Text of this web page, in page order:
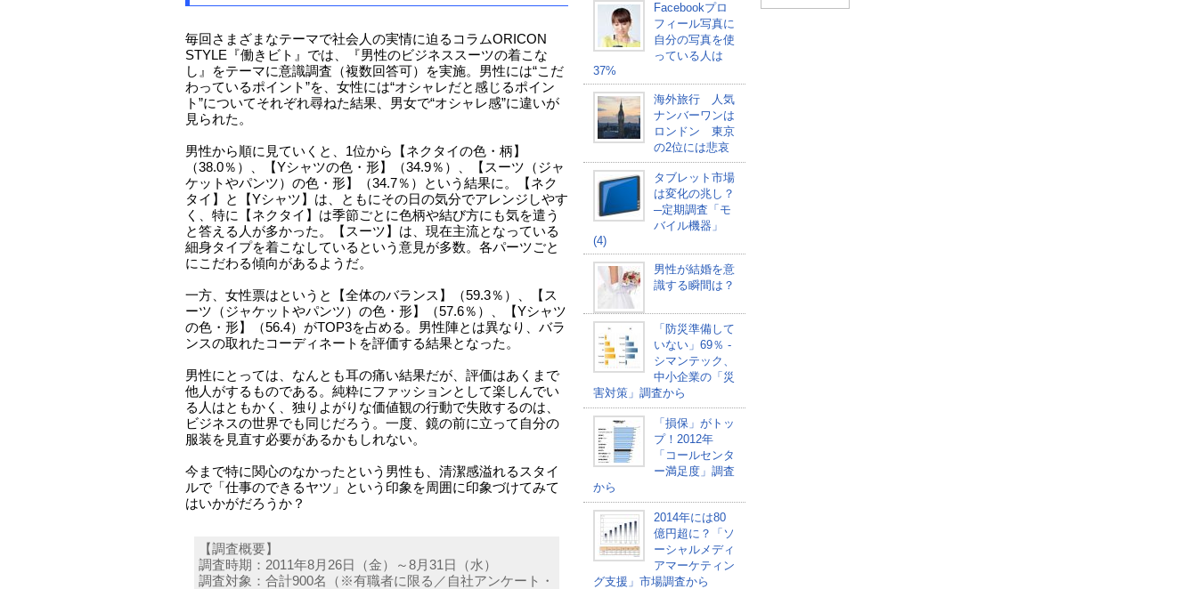
毎回さまざまなテーマで社会人の実情に迫るコラムORICON
STYLE『働きビト』では、『男性のビジネススーツの着こな
し』をテーマに意識調査（複数回答可）を実施。男性には“こだ
わっているポイント”を、女性には“オシャレだと感じるポイン
ト”についてそれぞれ尋ねた結果、男女で“オシャレ感”に違いが
見られた。
男性から順に見ていくと、1位から【ネクタイの色・柄】
（38.0％）、【Yシャツの色・形】（34.9％）、【スーツ（ジャ
ケットやパンツ）の色・形】（34.7％）という結果に。【ネク
タイ】と【Yシャツ】は、ともにその日の気分でアレンジしやす
く、特に【ネクタイ】は季節ごとに色柄や結び方にも気を遣う
と答える人が多かった。【スーツ】は、現在主流となっている
細身タイプを着こなしているという意見が多数。各パーツごと
にこだわる傾向があるようだ。
一方、女性票はというと【全体のバランス】（59.3％）、【ス
ーツ（ジャケットやパンツ）の色・形】（57.6％）、【Yシャツ
の色・形】（56.4）がTOP3を占める。男性陣とは異なり、バラ
ンスの取れたコーディネートを評価する結果となった。
男性にとっては、なんとも耳の痛い結果だが、評価はあくまで
他人がするものである。純粋にファッションとして楽しんでい
る人はともかく、独りよがりな価値観の行動で失敗するのは、
ビジネスの世界でも同じだろう。一度、鏡の前に立って自分の
服装を見直す必要があるかもしれない。
今まで特に関心のなかったという男性も、清潔感溢れるスタイ
ルで「仕事のできるヤツ」という印象を周囲に印象づけてみて
はいかがだろうか？
【調査概要】
調査時期：2011年8月26日（金）～8月31日（水）
調査対象：合計900名（※有職者に限る／自社アンケート・
Facebookプロ
フィール写真に
自分の写真を使
っている人は
37%
海外旅行 人気
ナンバーワンは
ロンドン 東京
の2位には悲哀
タブレット市場
は変化の兆し？
─定期調査「モ
バイル機器」
(4)
男性が結婚を意
識する瞬間は？
「防災準備して
いない」69％ -
シマンテック、
中小企業の「災
害対策」調査から
「損保」がトッ
プ！2012年
「コールセンタ
ー満足度」調査
から
2014年には80
億円超に？「ソ
ーシャルメディ
アマーケティン
グ支援」市場調査から